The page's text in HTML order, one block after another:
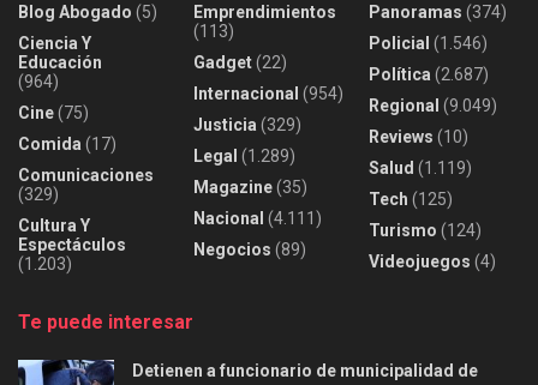
Blog Abogado (5)
Ciencia Y
Educación
(964)
Cine(75)
Comida (17)
Comunicaciones
(329)
Cultura Y
Espectáculos
(1.203)
Emprendimientos
(113)
Gadget(22)
Internacional (954)
Justicia (329)
Legal (1.289)
Magazine(35)
Nacional (4.111)
Negocios (89)
Panoramas (374)
Policial (1.546)
Política (2.687)
Regional (9.049)
Reviews (10)
Salud (1.119)
Tech (125)
Turismo (124)
Videojuegos (4)
Te puede interesar
Detienen a funcionario de municipalidad de